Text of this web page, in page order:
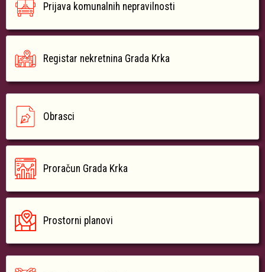
Prijava komunalnih nepravilnosti
Registar nekretnina Grada Krka
Obrasci
Proračun Grada Krka
Prostorni planovi